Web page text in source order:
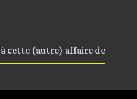
cette (autre) affaire de